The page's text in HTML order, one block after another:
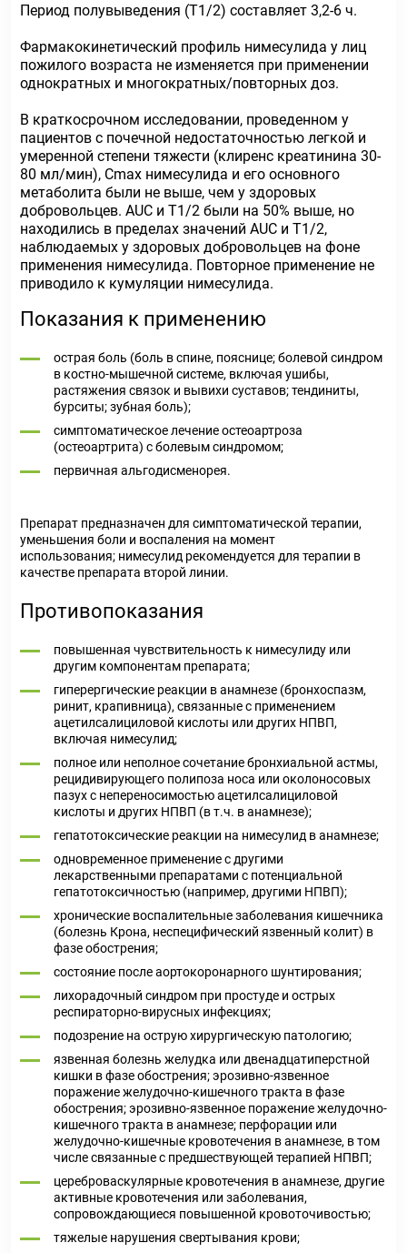
Период полувыведения (Т1/2) составляет 3,2-6 ч.
Фармакокинетический профиль нимесулида у лиц
пожилого возраста не изменяется при применении
однократных и многократных/повторных доз.
В краткосрочном исследовании, проведенном у
пациентов с почечной недостаточностью легкой и
умеренной степени тяжести (клиренс креатинина 30-
80 мл/мин), Сmах нимесулида и его основного
метаболита были не выше, чем у здоровых
добровольцев. AUC и Т1/2 были на 50% выше, но
находились в пределах значений AUC и Т1/2,
наблюдаемых у здоровых добровольцев на фоне
применения нимесулида. Повторное применение не
приводило к кумуляции нимесулида.
Показания к применению
острая боль (боль в спине, пояснице; болевой синдром
в костно-мышечной системе, включая ушибы,
растяжения связок и вывихи суставов; тендиниты,
бурситы; зубная боль);
симптоматическое лечение остеоартроза
(остеоартрита) с болевым синдромом;
первичная альгодисменорея.
Препарат предназначен для симптоматической терапии,
уменьшения боли и воспаления на момент
использования; нимесулид рекомендуется для терапии в
качестве препарата второй линии.
Противопоказания
повышенная чувствительность к нимесулиду или
другим компонентам препарата;
гиперергические реакции в анамнезе (бронхоспазм,
ринит, крапивница), связанные с применением
ацетилсалициловой кислоты или других НПВП,
включая нимесулид;
полное или неполное сочетание бронхиальной астмы,
рецидивирующего полипоза носа или околоносовых
пазух с непереносимостью ацетилсалициловой
кислоты и других НПВП (в т.ч. в анамнезе);
гепатотоксические реакции на нимесулид в анамнезе;
одновременное применение с другими
лекарственными препаратами с потенциальной
гепатотоксичностью (например, другими НПВП);
хронические воспалительные заболевания кишечника
(болезнь Крона, неспецифический язвенный колит) в
фазе обострения;
состояние после аортокоронарного шунтирования;
лихорадочный синдром при простуде и острых
респираторно-вирусных инфекциях;
подозрение на острую хирургическую патологию;
язвенная болезнь желудка или двенадцатиперстной
кишки в фазе обострения; эрозивно-язвенное
поражение желудочно-кишечного тракта в фазе
обострения; эрозивно-язвенное поражение желудочно-
кишечного тракта в анамнезе; перфорации или
желудочно-кишечные кровотечения в анамнезе, в том
числе связанные с предшествующей терапией НПВП;
цереброваскулярные кровотечения в анамнезе, другие
активные кровотечения или заболевания,
сопровождающиеся повышенной кровоточивостью;
тяжелые нарушения свертывания крови;